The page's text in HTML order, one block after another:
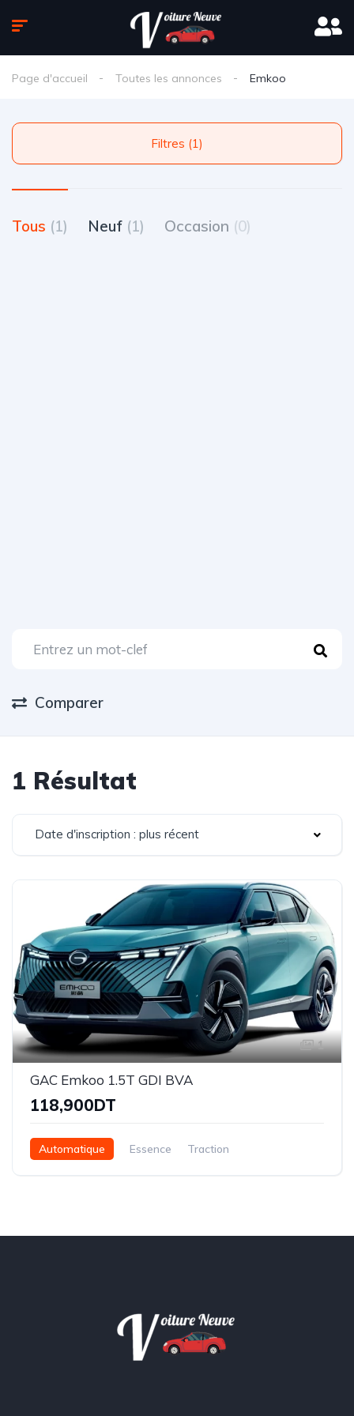
Page d'accueil Toutes les annonces Emkoo
Filtres (1)
Tous (1) Neuf (1) Occasion (0)
Comparer
1 Résultat
Date d'inscription : plus récent
1
GAC Emkoo 1.5T GDI BVA
118,900DT
Automatique Essence Traction